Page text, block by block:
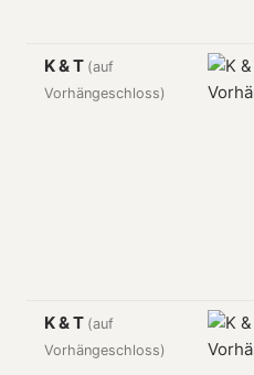
K & T (auf
Vorhängeschloss)
K & T (auf
Vorhängeschloss)